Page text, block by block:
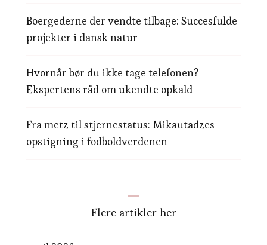
Boergederne der vendte tilbage: Succesfulde
projekter i dansk natur
Hvornår bør du ikke tage telefonen?
Ekspertens råd om ukendte opkald
Fra metz til stjernestatus: Mikautadzes
opstigning i fodboldverdenen
Flere artikler her